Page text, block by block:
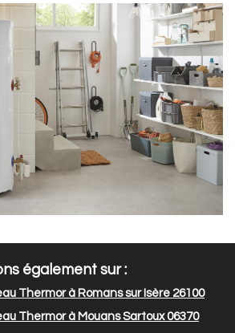
également sur :
Thermor à Romans sur Isère 26100
Thermor à Mouans Sartoux 06370